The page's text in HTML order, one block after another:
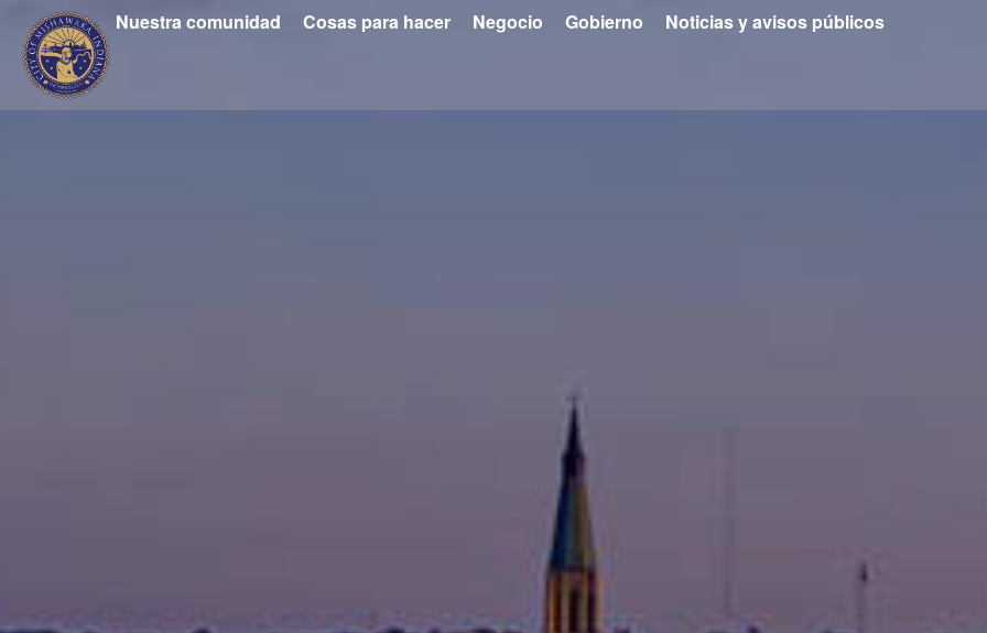
Nuestra comunidad Cosas para hacer Negocio Gobierno Noticias y avisos públicos